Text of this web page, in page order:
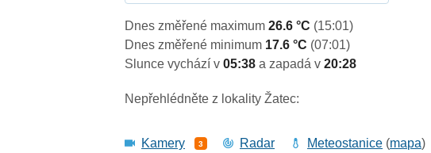
Dnes změřené maximum26.6 °C (15:01)
Dnes změřené minimum 17.6 °C (07:01)
Slunce vychází v05:38a zapadá v20:28
Nepřehlédněte z lokality Žatec:
Kamery 3 Radar Meteostanice (mapa)